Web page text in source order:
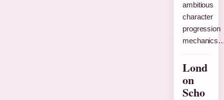
ambitious
character
progression
Lond
on
Scho